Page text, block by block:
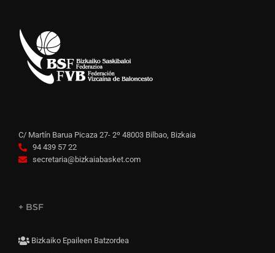
C/ Martín Barua Picaza 27- 2º 48003 Bilbao, Bizkaia
94 439 57 22
secretaria@bizkaiabasket.com
+ BSF
Bizkaiko Epaileen Batzordea